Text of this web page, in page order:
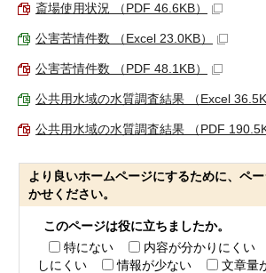
斎場使用状況 （PDF 46.6KB）
公害苦情件数 （Excel 23.0KB）
公害苦情件数 （PDF 48.1KB）
公共用水域の水質調査結果 （Excel
公共用水域の水質調査結果 （PDF
より良いホームページにするために、ペ
かせください。
このページは役に立ちましたか。
特にない
内容が分かりにくい
しにくい
情報が少ない 文章量